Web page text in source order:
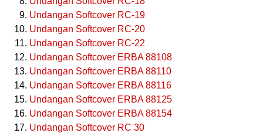
Undangan Softcover RC-19
Undangan Softcover RC-20
Undangan Softcover RC-22
Undangan Softcover ERBA 88108
Undangan Softcover ERBA 88110
Undangan Softcover ERBA 88116
Undangan Softcover ERBA 88125
Undangan Softcover ERBA 88154
Undangan Softcover RC 30